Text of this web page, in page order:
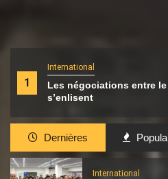
1
International
Les négociations entre
s’enlisent
Dernières
International